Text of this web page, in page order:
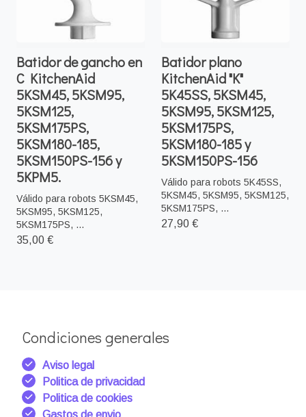
Batidor de gancho en
C KitchenAid
5KSM45, 5KSM95,
5KSM125,
5KSM175PS,
5KSM180-185,
5KSM150PS-156 y
5KPM5.
Válido para robots 5KSM45,
5KSM95, 5KSM125,
5KSM175PS, ...
35,00 €
Batidor plano
KitchenAid "K"
5K45SS, 5KSM45,
5KSM95, 5KSM125,
5KSM175PS,
5KSM180-185 y
5KSM150PS-156
Válido para robots 5K45SS,
5KSM45, 5KSM95, 5KSM125,
5KSM175PS, ...
27,90 €
Condiciones generales
Aviso legal
Politica de privacidad
Politica de cookies
Gastos de envio